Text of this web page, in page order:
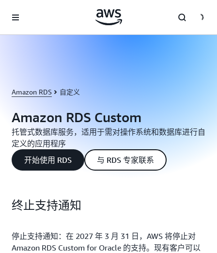
Amazon RDS 自定义
Amazon RDS Custom
托管式数据库服务，适用于需对操作系统和数据库进行自
定义的应用程序
开始使用 RDS
与 RDS 专家联系
终止支持通知
停止支持通知：在 2027 年 3 月 31 日，AWS 将停止对
Amazon RDS Custom for Oracle 的支持。现有客户可以